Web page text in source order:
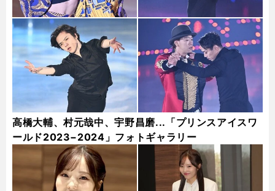
高橋大輔、村元哉中、宇野昌磨...「プリンスアイスワ
ールド2023−2024」フォトギャラリー